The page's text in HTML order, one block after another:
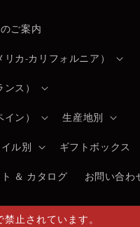
ご案内
カ-カリフォルニア）
ス）
ン） 生産地別
ル別 ギフトボックス
＆ カタログ お問い合わ
止されています。